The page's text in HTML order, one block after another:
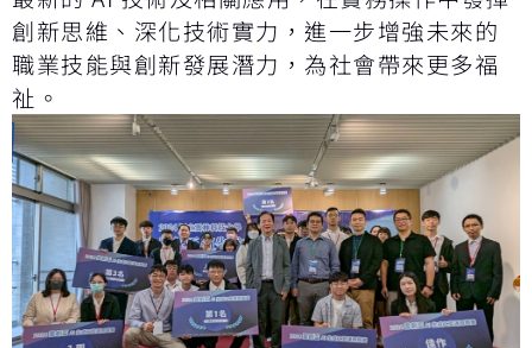
創新思維、深化技術實力，進一步增強未來的
職業技能與創新發展潛力，為社會帶來更多福
祉。